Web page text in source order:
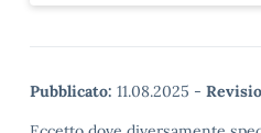
Pubblicato: 11.08.2025 -